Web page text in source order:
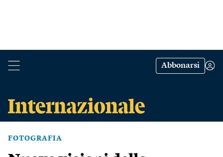
Abbonarsi
FOTOGRAFIA